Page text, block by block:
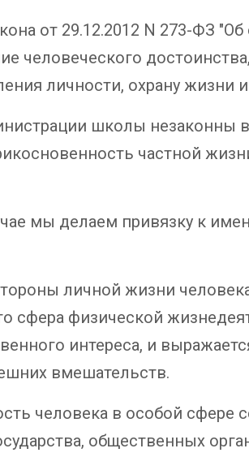
от 29.12.2012 N 273-ФЗ
человеческого
личности, охрану жизни
школы незаконны в
частной
мы делаем привязку к
личной жизни
сфера физической
интереса, и
вмешательств.
человека в особой
общественных